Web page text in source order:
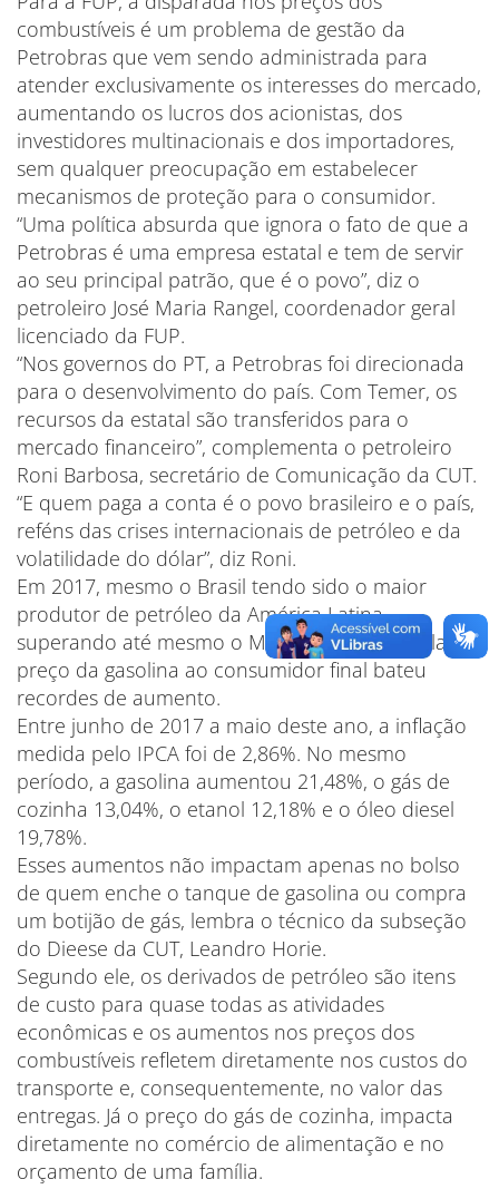
combustíveis é um problema de gestão da
Petrobras que vem sendo administrada para
atender exclusivamente os interesses do mercado,
aumentando os lucros dos acionistas, dos
investidores multinacionais e dos importadores,
sem qualquer preocupação em estabelecer
mecanismos de proteção para o consumidor.
“Uma política absurda que ignora o fato de que a
Petrobras é uma empresa estatal e tem de servir
ao seu principal patrão, que é o povo”, diz o
petroleiro José Maria Rangel, coordenador geral
licenciado da FUP.
“Nos governos do PT, a Petrobras foi direcionada
para o desenvolvimento do país. Com Temer, os
recursos da estatal são transferidos para o
mercado financeiro”, complementa o petroleiro
Roni Barbosa, secretário de Comunicação da CUT.
“E quem paga a conta é o povo brasileiro e o país,
reféns das crises internacionais de petróleo e da
volatilidade do dólar”, diz Roni.
Em 2017, mesmo o Brasil tendo sido o maior
produtor de petróleo da América Latina,
superando até mesmo o México e a Venezuela, o
preço da gasolina ao consumidor final bateu
recordes de aumento.
Entre junho de 2017 a maio deste ano, a inflação
medida pelo IPCA foi de 2,86%. No mesmo
período, a gasolina aumentou 21,48%, o gás de
cozinha 13,04%, o etanol 12,18% e o óleo diesel
19,78%.
Esses aumentos não impactam apenas no bolso
de quem enche o tanque de gasolina ou compra
um botijão de gás, lembra o técnico da subseção
do Dieese da CUT, Leandro Horie.
Segundo ele, os derivados de petróleo são itens
de custo para quase todas as atividades
econômicas e os aumentos nos preços dos
combustíveis refletem diretamente nos custos do
transporte e, consequentemente, no valor das
entregas. Já o preço do gás de cozinha, impacta
diretamente no comércio de alimentação e no
orçamento de uma família.